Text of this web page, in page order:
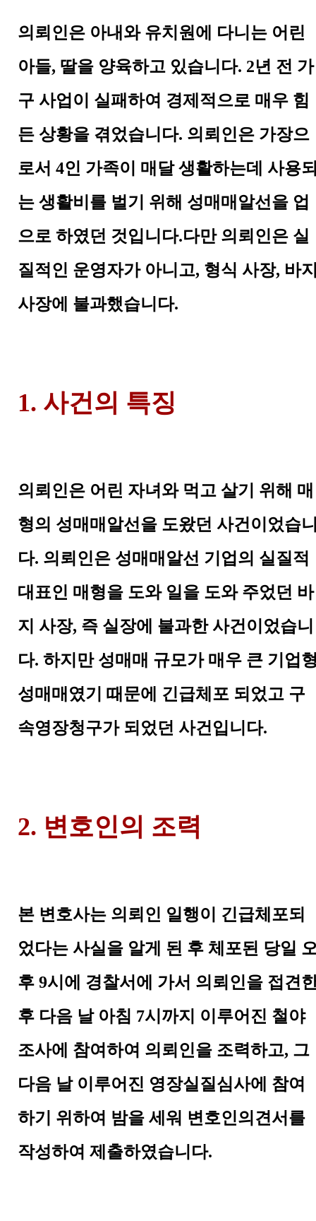
의뢰인은 아내와 유치원에 다니는 어린
아들, 딸을 양육하고 있습니다. 2년 전 가
구 사업이 실패하여 경제적으로 매우 힘
든 상황을 겪었습니다. 의뢰인은 가장으
로서 4인 가족이 매달 생활하는데 사용
는 생활비를 벌기 위해 성매매알선을 업
으로 하였던 것입니다.다만 의뢰인은 실
질적인 운영자가 아니고, 형식 사장, 바
사장에 불과했습니다.
1. 사건의 특징
의뢰인은 어린 자녀와 먹고 살기 위해 매
형의 성매매알선을 도왔던 사건이었습
다. 의뢰인은 성매매알선 기업의 실질적
대표인 매형을 도와 일을 도와 주었던 바
지 사장, 즉 실장에 불과한 사건이었습니
다. 하지만 성매매 규모가 매우 큰 기업
성매매였기 때문에 긴급체포 되었고 구
속영장청구가 되었던 사건입니다.
2. 변호인의 조력
본 변호사는 의뢰인 일행이 긴급체포되
었다는 사실을 알게 된 후 체포된 당일
후 9시에 경찰서에 가서 의뢰인을 접견
후 다음 날 아침 7시까지 이루어진 철야
조사에 참여하여 의뢰인을 조력하고, 그
다음 날 이루어진 영장실질심사에 참여
하기 위하여 밤을 세워 변호인의견서를
작성하여 제출하였습니다.